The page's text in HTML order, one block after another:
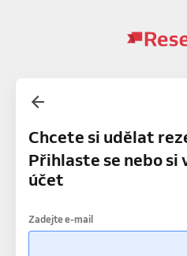
Chcete si udělat
Přihlaste se nebo
účet
Zadejte e-mail